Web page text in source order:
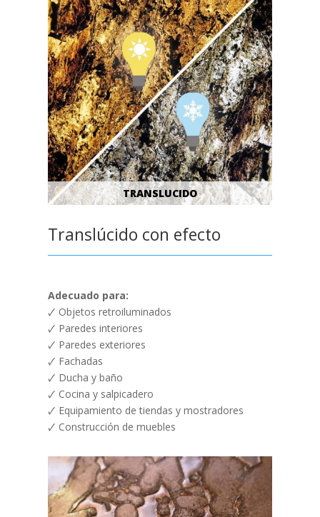
TRANSLUCIDO
Translúcido con efecto
Adecuado para:
🗸 Objetos retroiluminados
🗸 Paredes interiores
🗸 Paredes exteriores
🗸 Fachadas
🗸 Ducha y baño
🗸 Cocina y salpicadero
🗸 Equipamiento de tiendas y mostradores
🗸 Construcción de muebles